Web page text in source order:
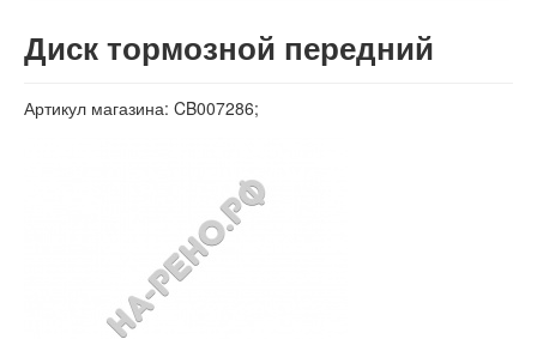
Вход
Диск тормозной передний
Артикул магазина: CB007286;